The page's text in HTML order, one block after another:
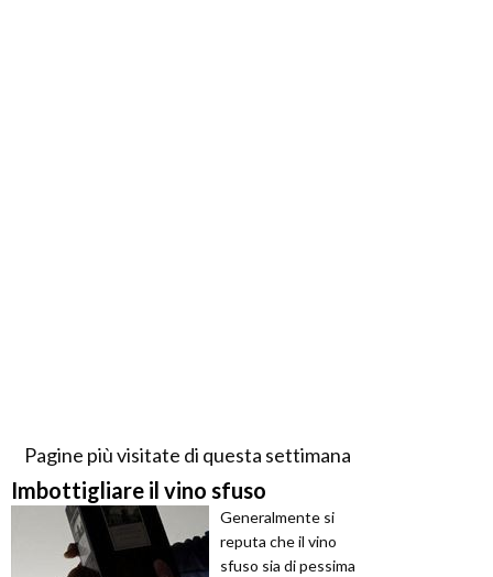
Pagine più visitate di questa settimana
Imbottigliare il vino sfuso
Generalmente si
reputa che il vino
sfuso sia di pessima